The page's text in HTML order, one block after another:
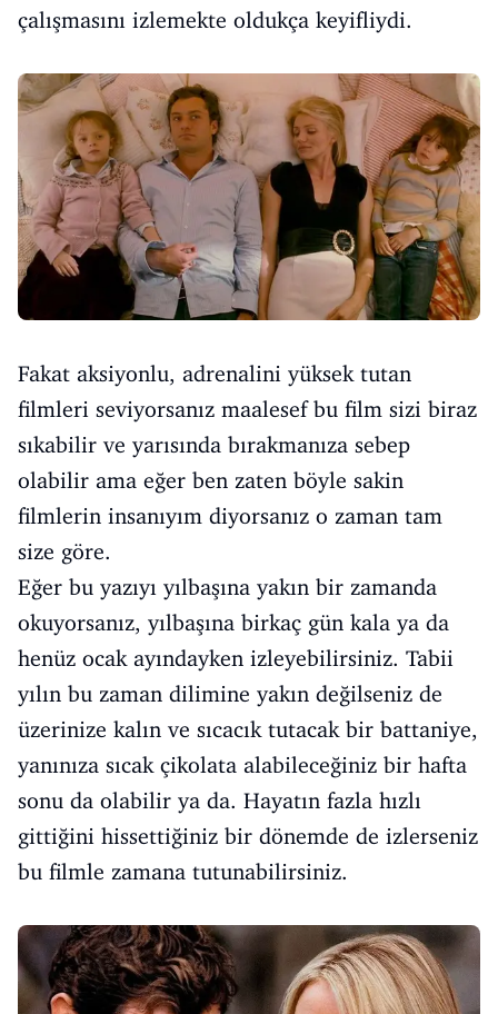
çalışmasını izlemekte oldukça keyifliydi.
Fakat aksiyonlu, adrenalini yüksek tutan
filmleri seviyorsanız maalesef bu film sizi biraz
sıkabilir ve yarısında bırakmanıza sebep
olabilir ama eğer ben zaten böyle sakin
filmlerin insanıyım diyorsanız o zaman tam
size göre.
Eğer bu yazıyı yılbaşına yakın bir zamanda
okuyorsanız, yılbaşına birkaç gün kala ya da
henüz ocak ayındayken izleyebilirsiniz. Tabii
yılın bu zaman dilimine yakın değilseniz de
üzerinize kalın ve sıcacık tutacak bir battaniye,
yanınıza sıcak çikolata alabileceğiniz bir hafta
sonu da olabilir ya da. Hayatın fazla hızlı
gittiğini hissettiğiniz bir dönemde de izlerseniz
bu filmle zamana tutunabilirsiniz.